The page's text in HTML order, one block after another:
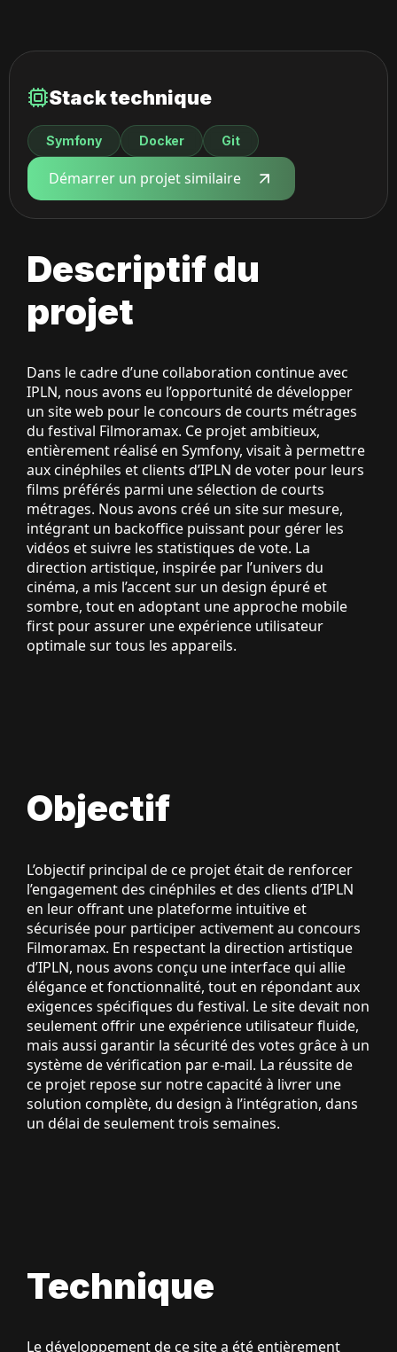
Descriptif du
projet
Dans le cadre d’une collaboration continue avec
IPLN, nous avons eu l’opportunité de développer
un site web pour le concours de courts métrages
du festival Filmoramax. Ce projet ambitieux,
entièrement réalisé en Symfony, visait à permettre
aux cinéphiles et clients d’IPLN de voter pour leurs
films préférés parmi une sélection de courts
métrages. Nous avons créé un site sur mesure,
intégrant un backoffice puissant pour gérer les
vidéos et suivre les statistiques de vote. La
direction artistique, inspirée par l’univers du
cinéma, a mis l’accent sur un design épuré et
sombre, tout en adoptant une approche mobile
first pour assurer une expérience utilisateur
optimale sur tous les appareils.
Objectif
L’objectif principal de ce projet était de renforcer
l’engagement des cinéphiles et des clients d’IPLN
en leur offrant une plateforme intuitive et
sécurisée pour participer activement au concours
Filmoramax. En respectant la direction artistique
d’IPLN, nous avons conçu une interface qui allie
élégance et fonctionnalité, tout en répondant aux
exigences spécifiques du festival. Le site devait non
seulement offrir une expérience utilisateur fluide,
mais aussi garantir la sécurité des votes grâce à un
système de vérification par e-mail. La réussite de
ce projet repose sur notre capacité à livrer une
solution complète, du design à l’intégration, dans
un délai de seulement trois semaines.
Technique
Le développement de ce site a été entièrement
Stack technique
Symfony Docker Git
Démarrer un projet similaire